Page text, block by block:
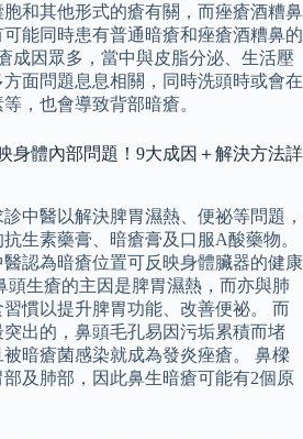
和其他形式的瘡有關，而痤瘡酒糟鼻
能同時患有普通暗瘡和痤瘡酒糟鼻的
成因眾多，當中與皮脂分泌、生活壓
面問題息息相關，同時洗頭時或會在
，也會導致背部暗瘡。
身體內部問題！9大成因＋解決方法詳
中醫以解決脾胃濕熱、便祕等問題，
生素藥膏、暗瘡膏及口服A酸藥物。
認為暗瘡位置可反映身體臟器的健康
頭生瘡的主因是脾胃濕熱，而亦與肺
慣以提升脾胃功能、改善便祕。 而
出的，鼻頭毛孔易因污垢累積而堵
暗瘡菌感染就成為發炎痤瘡。 鼻樑
及肺部，因此鼻生暗瘡可能有2個原